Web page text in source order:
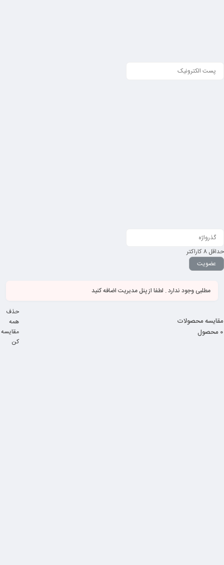
حداقل 8 کاراکتر
مطلبی وجود ندارد . لطفا از پنل مدیریت اضافه کنید
مقایسه محصولات
0 محصول
حذف
همه
مقایسه
کن